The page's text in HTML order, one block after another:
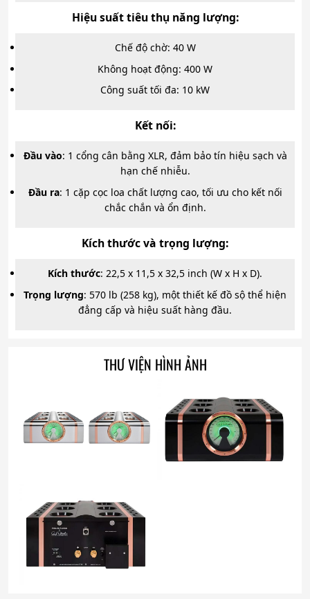
Hiệu suất tiêu thụ năng lượng:
Chế độ chờ: 40 W
Không hoạt động: 400 W
Công suất tối đa: 10 kW
Kết nối:
Đầu vào: 1 cổng cân bằng XLR, đảm bảo tín hiệu sạch và
hạn chế nhiễu.
Đầu ra: 1 cặp cọc loa chất lượng cao, tối ưu cho kết nối
chắc chắn và ổn định.
Kích thước và trọng lượng:
Kích thước: 22,5 x 11,5 x 32,5 inch (W x H x D).
Trọng lượng: 570 lb (258 kg), một thiết kế đồ sộ thể hiện
đẳng cấp và hiệu suất hàng đầu.
THƯ VIỆN HÌNH ẢNH